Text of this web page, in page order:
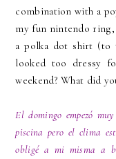
combination with a
my fun nintendo
a polka dot shirt
looked too dressy
weekend? What did
El domingo empezó
piscina pero el clima
obligé a mi misma a